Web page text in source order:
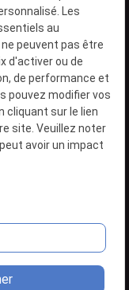
nous joindre
07 97 26
Horaires
phone
Les
au
peuvent pas être
d'activer ou de
de performance et
pouvez modifier vos
cliquant sur le lien
site. Veuillez noter
avoir un impact